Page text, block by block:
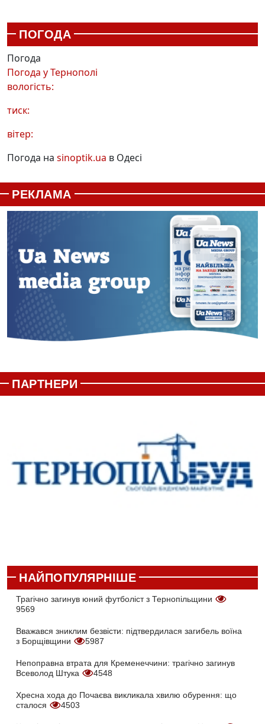
ПОГОДА
Погода
Погода уТернополі
вологість:
тиск:
вітер:
Погода на sinoptik.ua в Одесі
РЕКЛАМА
ПАРТНЕРИ
НАЙПОПУЛЯРНІШЕ
Трагічно загинув юний футболіст з Тернопільщини
9569
Вважався зниклим безвісти: підтвердилася загибель воїна
з Борщівщини
5987
Непоправна втрата для Кременеччини: трагічно загинув
Всеволод Штука
4548
Хресна хода до Почаєва викликала хвилю обурення: що
сталося
4503